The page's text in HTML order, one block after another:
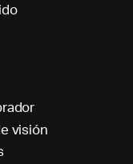
ido
rador
e visión